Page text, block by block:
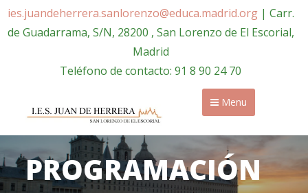
ies.juandeherrera.sanlorenzo@educa.madrid.org| Carr.
de Guadarrama, S/N, 28200 , San Lorenzo de El Escorial,
Madrid
Teléfono de contacto: 91 8 90 24 70
Menu
PROGRAMACIÓN